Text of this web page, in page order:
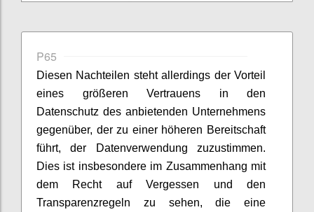
P65
Diesen Nachteilen steht allerdings der Vorteil
eines größeren Vertrauens in den
Datenschutz des anbietenden Unternehmens
gegenüber, der zu einer höheren Bereitschaft
führt, der Datenverwendung zuzustimmen.
Dies ist insbesondere im Zusammenhang mit
dem Recht auf Vergessen und den
Transparenzregeln zu sehen, die eine